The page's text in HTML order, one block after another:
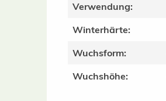
Verwendung:
Winterhärte:
Wuchsform:
Wuchshöhe: